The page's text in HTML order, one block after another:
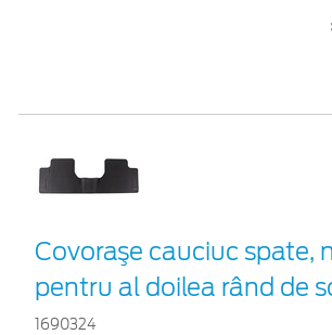
Covoraşe cauciuc spate,
pentru al doilea rând de
1690324